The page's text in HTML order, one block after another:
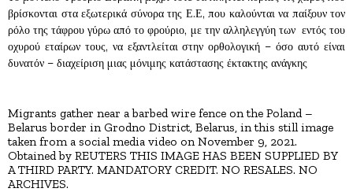
βρίσκονται στα εξωτερικά σύνορα της Ε.Ε, που καλούνται να παίξουν τον
ρόλο της τάφρου γύρω από το φρούριο, με την αλληλεγγύη των εντός του
οχυρού εταίρων τους, να εξαντλείται στην ορθολογική – όσο αυτό είναι
δυνατόν – διαχείριση μιας μόνιμης κατάστασης έκτακτης ανάγκης
Migrants gather near a barbed wire fence on the Poland –
Belarus border in Grodno District, Belarus, in this still image
taken from a social media video on November 9, 2021.
Obtained by REUTERS THIS IMAGE HAS BEEN SUPPLIED BY
A THIRD PARTY. MANDATORY CREDIT. NO RESALES. NO
ARCHIVES.